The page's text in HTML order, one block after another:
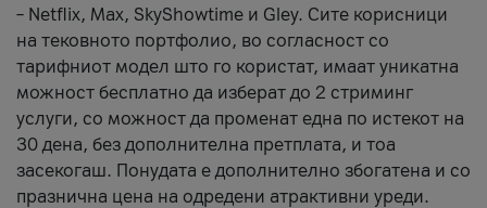
– Netflix, Max, SkyShowtime и Gley. Сите корисници
на тековното портфолио, во согласност со
тарифниот модел што го користат, имаат уникатна
можност бесплатно да изберат до 2 стриминг
услуги, со можност да променат една по истекот на
30 дена, без дополнителна претплата, и тоа
засекогаш. Понудата е дополнително збогатена и со
празнична цена на одредени атрактивни уреди.